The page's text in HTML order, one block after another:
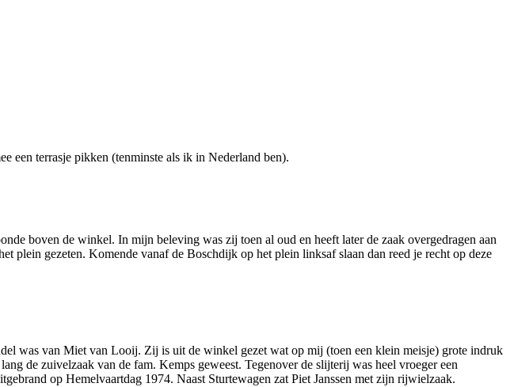
een terrasje pikken (tenminste als ik in Nederland ben).
boven de winkel. In mijn beleving was zij toen al oud en heeft later de zaak overgedragen aan
plein gezeten. Komende vanaf de Boschdijk op het plein linksaf slaan dan reed je recht op deze
was van Miet van Looij. Zij is uit de winkel gezet wat op mij (toen een klein meisje) grote indruk
de zuivelzaak van de fam. Kemps geweest. Tegenover de slijterij was heel vroeger een
op Hemelvaartdag 1974. Naast Sturtewagen zat Piet Janssen met zijn rijwielzaak.